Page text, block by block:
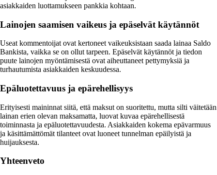
asiakkaiden luottamukseen pankkia kohtaan.
Lainojen saamisen vaikeus ja epäselvät käytännöt
Useat kommentoijat ovat kertoneet vaikeuksistaan saada lainaa Saldo
Bankista, vaikka se on ollut tarpeen. Epäselvät käytännöt ja tiedon
puute lainojen myöntämisestä ovat aiheuttaneet pettymyksiä ja
turhautumista asiakkaiden keskuudessa.
Epäluotettavuus ja epärehellisyys
Erityisesti maininnat siitä, että maksut on suoritettu, mutta silti väitetään
lainan erien olevan maksamatta, luovat kuvaa epärehellisestä
toiminnasta ja epäluotettavuudesta. Asiakkaiden kokema epävarmuus
ja käsittämättömät tilanteet ovat luoneet tunnelman epäilyistä ja
huijauksesta.
Yhteenveto